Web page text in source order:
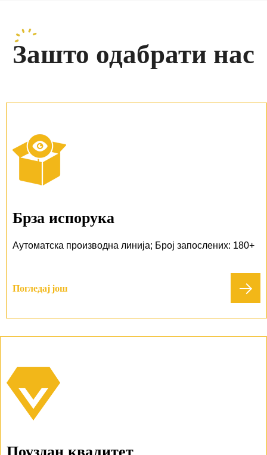
Зашто одабрати нас
Брза испорука
Аутоматска производна линија; Број запослених: 180+
Погледај још